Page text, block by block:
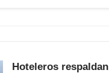
Hoteleros respaldan